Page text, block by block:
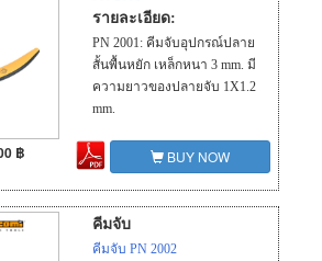
รายละเอียด:
PN 2001: คีมจับอุปกรณ์ปลาย
สั้นพื้นหยัก เหล็กหนา 3 mm. มี
ความยาวของปลายจับ 1X1.2
mm.
฿ BUY NOW
คีมจับ
คีมจับ PN 2002